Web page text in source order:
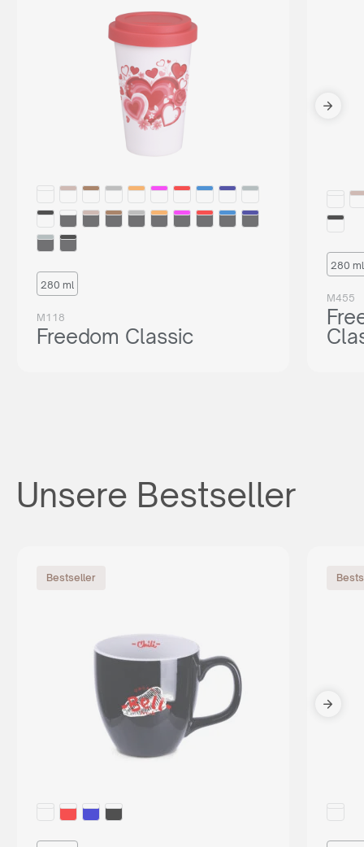
280 ml
M118
Freedom Classic
280 ml
M455
Unsere Bestseller
Bestseller